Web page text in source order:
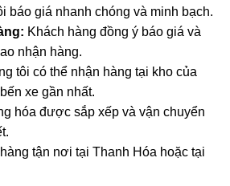
báo giá nhanh chóng và minh bạch.
Khách hàng đồng ý báo giá và
nhận hàng.
tôi có thể nhận hàng tại kho của
xe gần nhất.
hóa được sắp xếp và vận chuyển
tận nơi tại Thanh Hóa hoặc tại